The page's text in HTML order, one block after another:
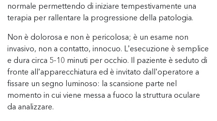
normale permettendo di iniziare tempestivamente una
terapia per rallentare la progressione della patologia.
Non è dolorosa e non è pericolosa; è un esame non
invasivo, non a contatto, innocuo. L’esecuzione è semplice
e dura circa 5-10 minuti per occhio. Il paziente è seduto di
fronte all’apparecchiatura ed è invitato dall’operatore a
fissare un segno luminoso: la scansione parte nel
momento in cui viene messa a fuoco la struttura oculare
da analizzare.